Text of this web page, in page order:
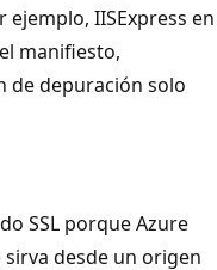
IISExpress en
manifiesto,
de depuración solo
SSL porque Azure
sirva desde un origen